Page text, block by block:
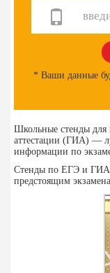
* Ваши данные
Школьные стенды для
аттестации (ГИА) —
информации по
Стенды по ЕГЭ и ГИА
предстоящим